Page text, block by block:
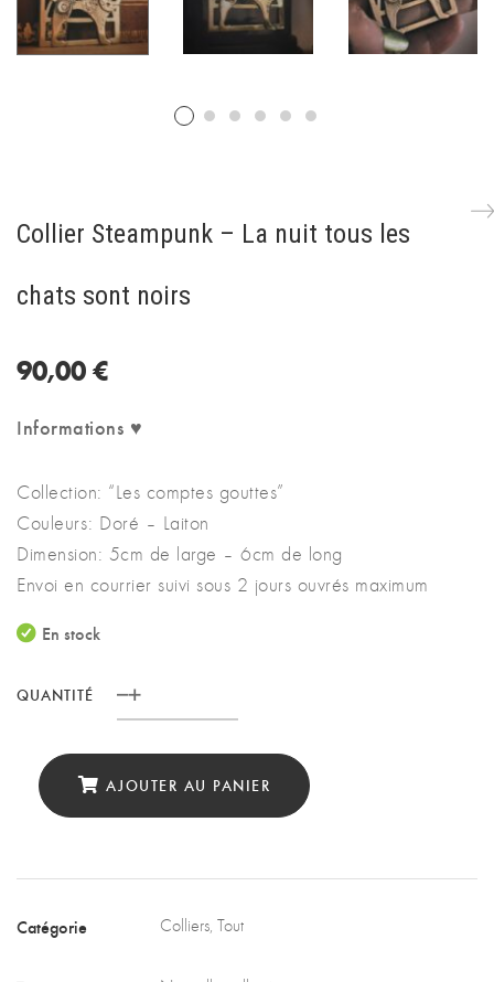
Collier Steampunk – La nuit tous les
chats sont noirs
90,00€
Informations ♥
Collection: “Les comptes gouttes”
Couleurs: Doré – Laiton
Dimension: 5cm de large – 6cm de long
Envoi en courrier suivi sous 2 jours ouvrés maximum
En stock
QUANTITÉ
quantité
La
AJOUTER AU PANIER
Catégorie Colliers,Tout